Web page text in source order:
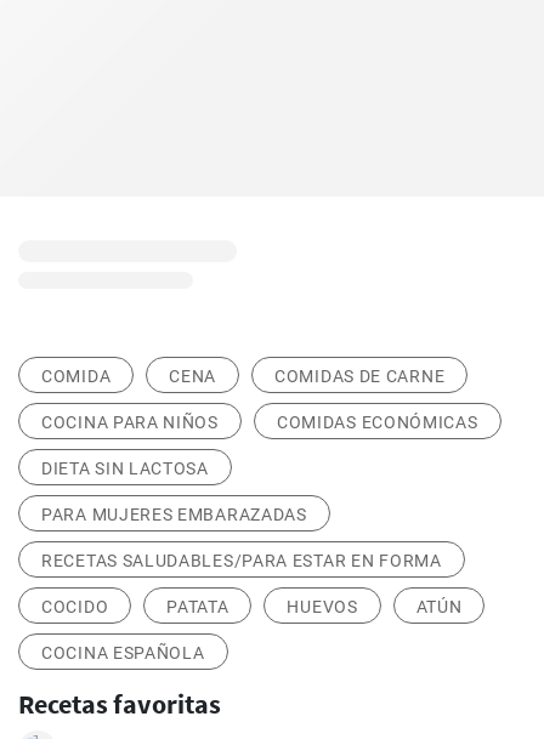
COMIDA CENA COMIDAS DE CARNE
COCINA PARA NIÑOS COMIDAS ECONÓMICAS
DIETA SIN LACTOSA
PARA MUJERES EMBARAZADAS
RECETAS SALUDABLES/PARA ESTAR EN FORMA
COCIDO PATATA HUEVOS ATÚN
COCINA ESPAÑOLA
Recetas favoritas